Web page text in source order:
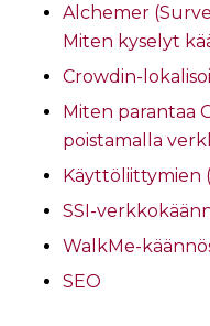
Alchemer
Miten kyselyt
Crowdin-
Miten parantaa
poistamalla
Käyttöliittymien
SSI-
WalkMe-
SEO